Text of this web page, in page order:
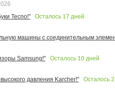
Tecno!"
Осталось 17 дней
машины с соединительным
Samsung!" Осталось 10дней
давления Karcher!" Осталось